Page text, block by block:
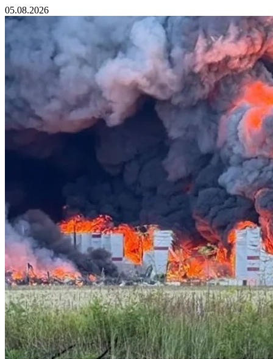
05.08.2026